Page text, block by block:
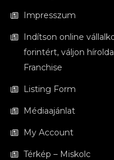
Impresszum
Indítson online
forintért, váljon
Franchise
Listing Form
Médiaajánlat
My Account
Térkép – Miskolc